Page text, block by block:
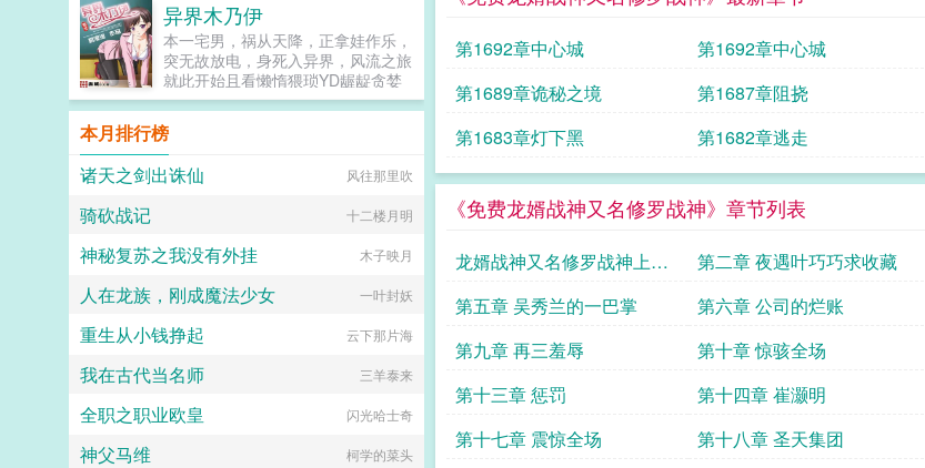
第1692章中心城 第1692章中心城
第1689章诡秘之境
第1687章阻挠
第1683章灯下黑
第1682章逃走
《免费龙婿战神又名修罗战神》章节列表
龙婿战神又名修罗战神上门
龙婿第一章 牢狱归来新书发
布求收藏啦
第二章 夜遇叶巧巧求收藏
第五章 吴秀兰的一巴掌
第六章 公司的烂账
第九章 再三羞辱
第十章 惊骇全场
第十三章 惩罚 第十四章 崔灏明
第十七章 震惊全场
第十八章 圣天集团
金主竟然想要包养她一辈子！程冽说
过兰梨，就算你讨厌我，那也不能离
开我，因为你这辈子都是我的。娱乐
圈的浮浮沉沉，她只想保持一颗初心
走下去，可直到遇见他，她的心便在
也不是自己的了。...
异界木乃伊
本一宅男，祸从天降，正拿娃作乐，
突无故放电，身死入异界，风流之旅
就此开始且看懒惰猥琐YD龌龊贪婪
卑鄙腹黑厚颜无耻的流氓加变态猪脚
玩转异界红粉骷髅精密骨毛骨水骨血
骨各种各样的骨体演绎一个与众不同
的亡灵世界QQ群89281295（人
多）二群180203827（淫才）三群
180204172新建的歪歪（语音软
73363063（湿人的摇篮）
求关注！！！！！感谢墨者平台免费
本月排行榜
诸天之剑出诛仙
风往那里吹
骑砍战记 十二楼月明
神秘复苏之我没有外挂 木子映月
人在龙族，刚成魔法少女 一叶封妖
重生从小钱挣起 云下那片海
我在古代当名师 三羊泰来
全职之职业欧皇 闪光哈士奇
神父马维 柯学的菜头